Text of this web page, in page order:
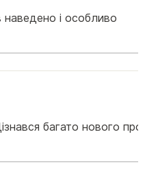
наведено і особливо
багато нового про